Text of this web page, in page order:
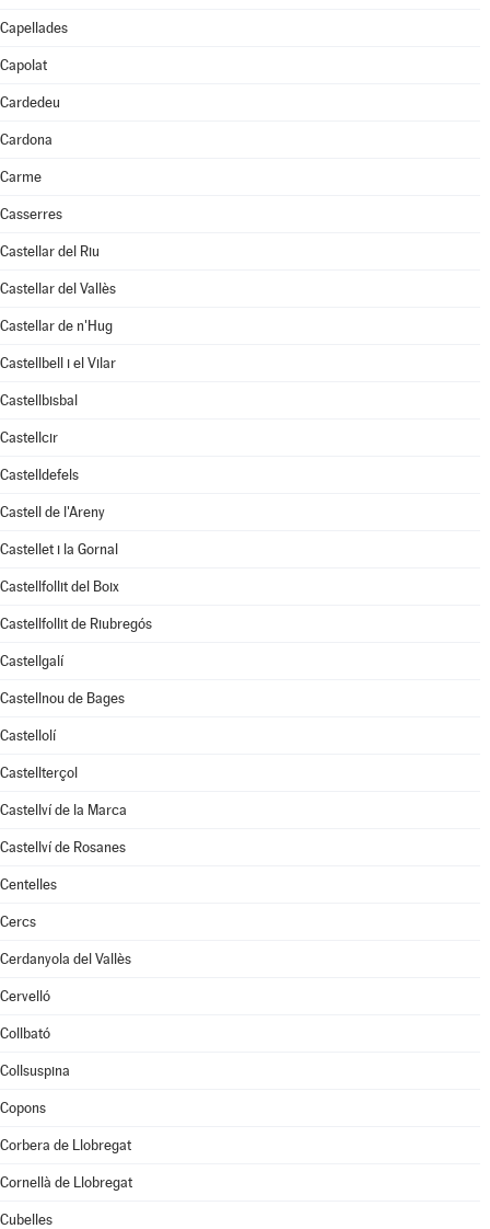
Capellades
Capolat
Cardedeu
Cardona
Carme
Casserres
Castellar del Riu
Castellar del Vallès
Castellar de n'Hug
Castellbell i el Vilar
Castellbisbal
Castellcir
Castelldefels
Castell de l'Areny
Castellet i la Gornal
Castellfollit del Boix
Castellfollit de Riubregós
Castellgalí
Castellnou de Bages
Castellolí
Castellterçol
Castellví de la Marca
Castellví de Rosanes
Centelles
Cercs
Cerdanyola del Vallès
Cervelló
Collbató
Collsuspina
Copons
Corbera de Llobregat
Cornellà de Llobregat
Cubelles